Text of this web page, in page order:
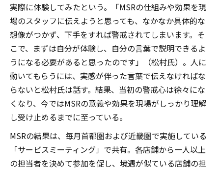
実際に体験してみたという。「MSRの仕組みや効果を現
場のスタッフに伝えようと思っても、なかなか具体的な
想像がつかず、下手をすれば警戒されてしまいます。そ
こで、まずは自分が体験し、自分の言葉で説明できるよ
うになる必要があると思ったのです」（松村氏）。人に
動いてもらうには、実感が伴った言葉で伝えなければな
らないと松村氏は話す。結果、当初の警戒心は徐々にな
くなり、今ではMSRの意義や効果を現場がしっかり理解
し受け止めるまでに至っている。
MSRの結果は、毎月首都圏および近畿圏で実施している
「サービスミーティング」で共有。各店舗から一人以上
の担当者を決めて参加を促し、境遇が似ている店舗の担